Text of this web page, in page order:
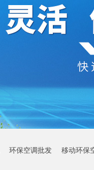
环保空调批发 移动环保